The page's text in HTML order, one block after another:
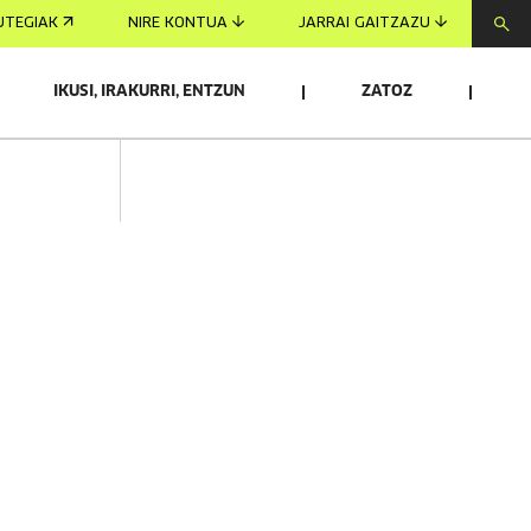
NIRE KONTUA JARRAI GAITZAZU
IKUSI, IRAKURRI, ENTZUN ZATOZ